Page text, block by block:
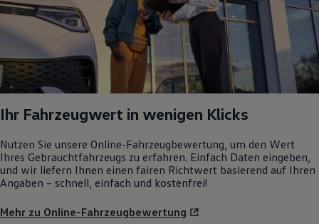
Ihr Fahrzeugwert in wenigen Klicks
Nutzen Sie unsere Online-Fahrzeugbewertung, um den Wert
Ihres Gebrauchtfahrzeugs zu erfahren. Einfach Daten eingeben,
und wir liefern Ihnen einen fairen Richtwert basierend auf Ihren
Angaben – schnell, einfach und kostenfrei!
Mehr zu Online-Fahrzeugbewertung